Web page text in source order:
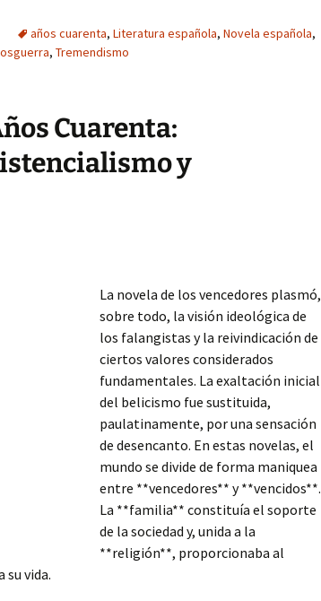
años cuarenta, Literatura española, Novela española,
, Tremendismo
Cuarenta:
y
La novela de los vencedores plasmó,
sobre todo, la visión ideológica de
los falangistas y la reivindicación de
ciertos valores considerados
fundamentales. La exaltación inicial
del belicismo fue sustituida,
paulatinamente, por una sensación
de desencanto. En estas novelas, el
mundo se divide de forma maniquea
entre **vencedores** y **vencidos**.
La **familia** constituía el soporte
de la sociedad y, unida a la
**religión**, proporcionaba al
vida.